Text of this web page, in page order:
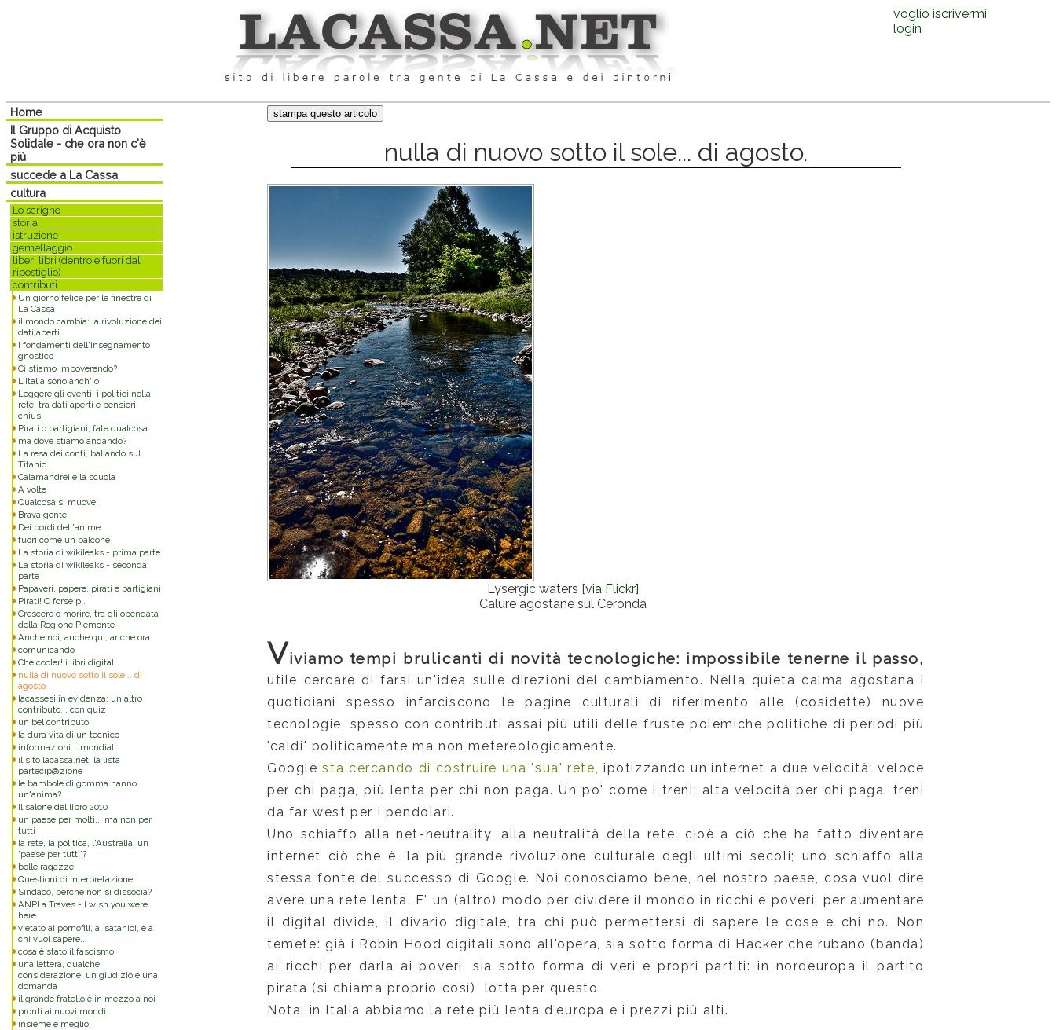
voglio iscrivermi
login
Home
Il Gruppo di Acquisto
Solidale - che ora non c'è
più
succede a La Cassa
cultura
Lo scrigno
storia
istruzione
gemellaggio
liberi libri (dentro e fuori dal
ripostiglio)
contributi
Un giorno felice per le finestre di
La Cassa
il mondo cambia: la rivoluzione dei
dati aperti
I fondamenti dell'insegnamento
gnostico
Ci stiamo impoverendo?
L'Italia sono anch'io
Leggere gli eventi: i politici nella
rete, tra dati aperti e pensieri
chiusi
Pirati o partigiani, fate qualcosa
ma dove stiamo andando?
La resa dei conti, ballando sul
Titanic
Calamandrei e la scuola
A volte
Qualcosa si muove!
Brava gente
Dei bordi dell'anime
fuori come un balcone
La storia di wikileaks - prima parte
La storia di wikileaks - seconda
parte
Papaveri, papere, pirati e partigiani
Pirati! O forse p..
Crescere o morire, tra gli opendata
della Regione Piemonte
Anche noi, anche qui, anche ora
comunicando
Che cooler! i libri digitali
nulla di nuovo sotto il sole... di
agosto.
lacassesi in evidenza: un altro
contributo... con quiz
un bel contributo
la dura vita di un tecnico
informazioni... mondiali
il sito lacassa.net, la lista
partecip@zione
le bambole di gomma hanno
un'anima?
Il salone del libro 2010
un paese per molti... ma non per
tutti
la rete, la politica, l'Australia: un
'paese per tutti'?
belle ragazze
Questioni di interpretazione
Sindaco, perchè non si dissocia?
ANPI a Traves - I wish you were
here
vietato ai pornofili, ai satanici, e a
chi vuol sapere...
cosa è stato il fascismo
una lettera, qualche
considerazione, un giudizio e una
domanda
il grande fratello è in mezzo a noi
pronti ai nuovi mondi
insieme è meglio!
nulla di nuovo sotto il sole... di agosto.
Lysergic waters [via Flickr]
Calure agostane sul Ceronda
Viviamo tempi brulicanti di novità tecnologiche: impossibile tenerne il passo,
utile cercare di farsi un'idea sulle direzioni del cambiamento. Nella quieta calma agostana i
quotidiani spesso infarciscono le pagine culturali di riferimento alle (cosidette) nuove
tecnologie, spesso con contributi assai più utili delle fruste polemiche politiche di periodi più
'caldi' politicamente ma non metereologicamente.
Googlesta cercando di costruire una 'sua' rete, ipotizzando un'internet a due velocità: veloce
per chi paga, più lenta per chi non paga. Un po' come i treni: alta velocità per chi paga, treni
da far west per i pendolari.
Uno schiaffo alla net-neutrality, alla neutralità della rete, cioè a ciò che ha fatto diventare
internet ciò che è, la più grande rivoluzione culturale degli ultimi secoli; uno schiaffo alla
stessa fonte del successo di Google. Noi conosciamo bene, nel nostro paese, cosa vuol dire
avere una rete lenta. E' un (altro) modo per dividere il mondo in ricchi e poveri, per aumentare
il digital divide, il divario digitale, tra chi può permettersi di sapere le cose e chi no. Non
temete: già i Robin Hood digitali sono all'opera, sia sotto forma di Hacker che rubano (banda)
ai ricchi per darla ai poveri, sia sotto forma di veri e propri partiti: in nordeuropa il partito
pirata (si chiama proprio così) lotta per questo.
Nota: in Italia abbiamo la rete più lenta d'europa e i prezzi più alti.